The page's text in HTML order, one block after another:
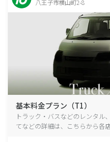
八王子市横山町2-8
基本料金プラン（T1）
トラック・バスなどのレンタル
てなどの詳細は、こちらから各